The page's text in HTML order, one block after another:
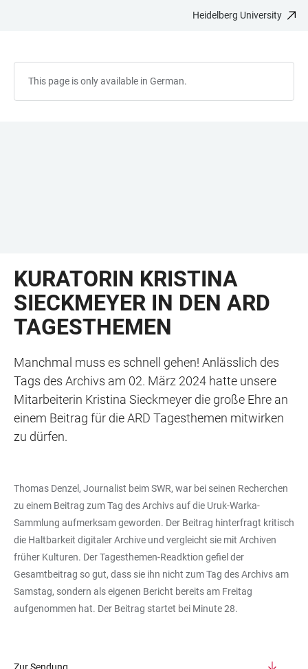
Heidelberg University
This page is only available in German.
KURATORIN KRISTINA
SIECKMEYER IN DEN ARD
TAGESTHEMEN
Manchmal muss es schnell gehen! Anlässlich des
Tags des Archivs am 02. März 2024 hatte unsere
Mitarbeiterin Kristina Sieckmeyer die große Ehre an
einem Beitrag für die ARD Tagesthemen mitwirken
zu dürfen.
Thomas Denzel, Journalist beim SWR, war bei seinen Recherchen
zu einem Beitrag zum Tag des Archivs auf die Uruk-Warka-
Sammlung aufmerksam geworden. Der Beitrag hinterfragt kritisch
die Haltbarkeit digitaler Archive und vergleicht sie mit Archiven
früher Kulturen. Der Tagesthemen-Readktion gefiel der
Gesamtbeitrag so gut, dass sie ihn nicht zum Tag des Archivs am
Samstag, sondern als eigenen Bericht bereits am Freitag
aufgenommen hat. Der Beitrag startet bei Minute 28.